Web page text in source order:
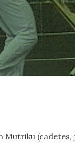
(cadetes,